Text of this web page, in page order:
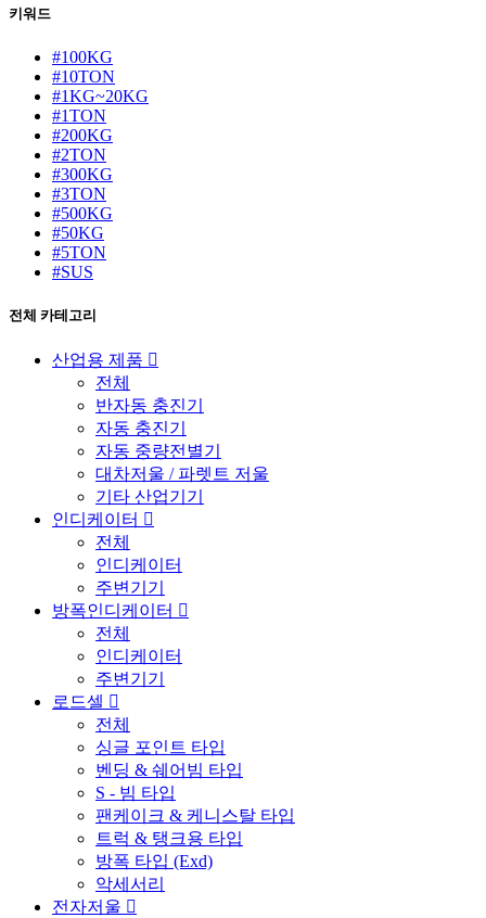
키워드
#100KG
#10TON
#1KG~20KG
#1TON
#200KG
#2TON
#300KG
#3TON
#500KG
#50KG
#5TON
#SUS
전체 카테고리
산업용 제품
전체
반자동 충진기
자동 충진기
자동 중량전별기
대차저울 / 파렛트 저울
기타 산업기기
인디케이터
전체
인디케이터
주변기기
방폭인디케이터
전체
인디케이터
주변기기
로드셀
전체
싱글 포인트 타입
벤딩 & 쉐어빔 타입
S - 빔 타입
팬케이크 & 케니스탈 타입
트럭 & 탱크용 타입
방폭 타입 (Exd)
악세서리
전자저울